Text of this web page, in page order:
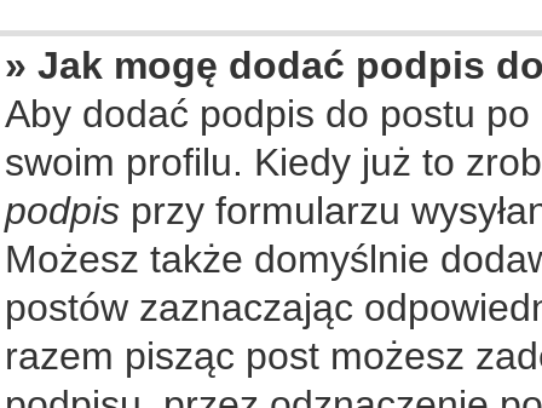
» Jak mogę dodać podpis
Aby dodać podpis do postu
swoim profilu. Kiedy już to
podpis przy formularzu
Możesz także domyślnie
postów zaznaczając
razem pisząc post możesz